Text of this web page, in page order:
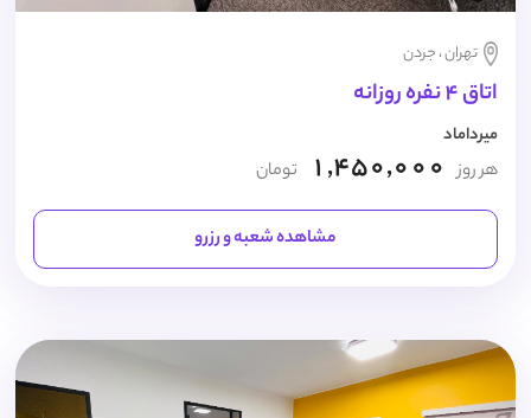
تهران ، جردن
اتاق 4 نفره روزانه
میرداماد
هر روز 1,450,000 تومان
مشاهده شعبه و رزرو